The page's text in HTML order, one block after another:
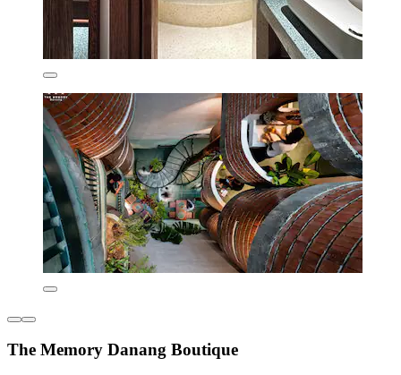
The Memory Danang Boutique